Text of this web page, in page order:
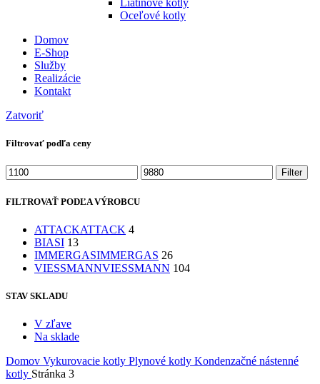
Liatinové kotly
Oceľové kotly
Domov
E-Shop
Služby
Realizácie
Kontakt
Zatvoriť
Filtrovať podľa ceny
Minimálna
cena
Maximálna
cena
Filter
FILTROVAŤ PODĽA VÝROBCU
ATTACKATTACK 4
BIASI 13
IMMERGASIMMERGAS 26
VIESSMANNVIESSMANN 104
STAV SKLADU
V zľave
Na sklade
Domov Vykurovacie kotly Plynové kotly Kondenzačné nástenné
kotly Stránka 3